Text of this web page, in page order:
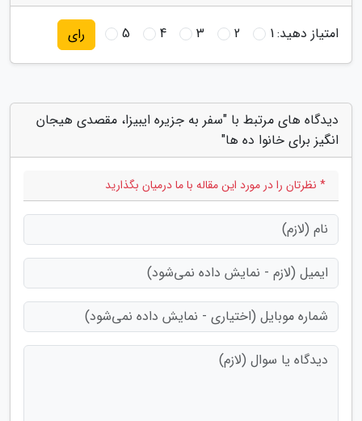
امتیاز دهید:1
2
3
4
5 رای
دیدگاه های مرتبط با "سفر به جزیره ایبیزا، مقصدی هیجان
انگیز برای خانوا ده ها"
* نظرتان را در مورد این مقاله با ما درمیان بگذارید